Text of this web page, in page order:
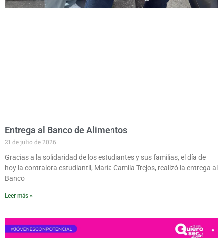
Entrega al Banco de Alimentos
21 de julio de 2026
Gracias a la solidaridad de los estudiantes y sus familias, el día de
hoy la contralora estudiantil, María Camila Trejos, realizó la entrega al
Banco
Leer más »